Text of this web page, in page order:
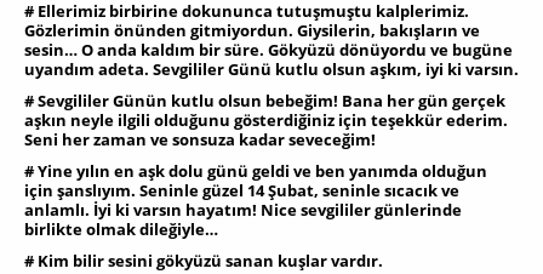
# Ellerimiz birbirine dokununca tutuşmuştu kalplerimiz.
Gözlerimin önünden gitmiyordun. Giysilerin, bakışların ve
sesin… O anda kaldım bir süre. Gökyüzü dönüyordu ve bugüne
uyandım adeta. Sevgililer Günü kutlu olsun aşkım, iyi ki varsın.
# Sevgililer Günün kutlu olsun bebeğim! Bana her gün gerçek
aşkın neyle ilgili olduğunu gösterdiğiniz için teşekkür ederim.
Seni her zaman ve sonsuza kadar seveceğim!
# Yine yılın en aşk dolu günü geldi ve ben yanımda olduğun
için şanslıyım. Seninle güzel 14 Şubat, seninle sıcacık ve
anlamlı. İyi ki varsın hayatım! Nice sevgililer günlerinde
birlikte olmak dileğiyle…
# Kim bilir sesini gökyüzü sanan kuşlar vardır.